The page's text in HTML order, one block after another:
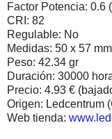
Factor Potencia: 0.6
CRI: 82
Regulable: No
Medidas: 50 x 57 mm
Peso: 42.34 gr
Duración: 30000
Precio: 4.93 €
Origen: Ledcentrum
Web tienda: